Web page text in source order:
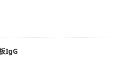
IgG